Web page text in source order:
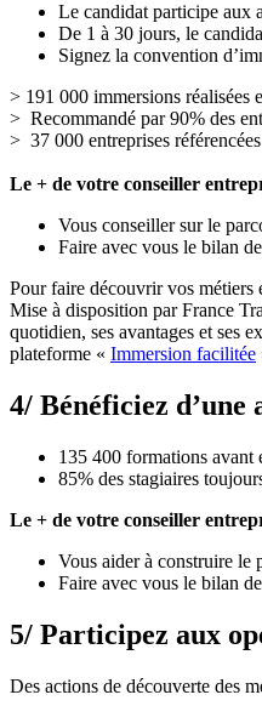
Le candidat participe aux
De 1 à 30 jours, le
Signez la convention
> 191 000 immersions réalisées
> Recommandé par 90% des
> 37 000 entreprises
Le + de votre conseiller
Vous conseiller sur le
Faire avec vous le bilan
Pour faire découvrir vos métiers
Mise à disposition par France
quotidien, ses avantages et ses
plateforme « Immersion facilitée
4/ Bénéficiez
135 400 formations avant
85% des stagiaires
Le + de votre conseiller
Vous aider à construire le
Faire avec vous le bilan
5/ Participez aux
Des actions de découverte des